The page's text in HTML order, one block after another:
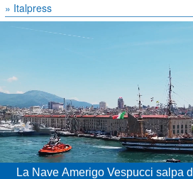
» Italpress
La Nave Amerigo Vespucci salpa